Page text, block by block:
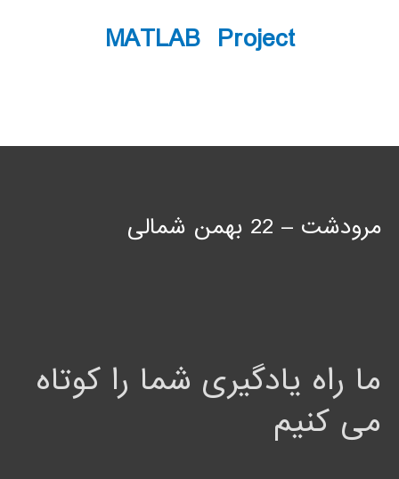
MATLAB Project
مرودشت – 22 بهمن شمالی
ما راه یادگیری شما را کوتاه
می کنیم